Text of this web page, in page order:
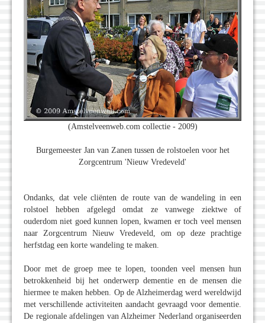
(Amstelveenweb.com collectie - 2009)
Burgemeester Jan van Zanen tussen de rolstoelen voor het
Zorgcentrum 'Nieuw Vredeveld'
Ondanks, dat vele cliënten de route van de wandeling in een
rolstoel hebben afgelegd omdat ze vanwege ziektwe of
ouderdom niet goed kunnen lopen, kwamen er toch veel mensen
naar Zorgcentrum Nieuw Vredeveld, om op deze prachtige
herfstdag een korte wandeling te maken.
Door met de groep mee te lopen, toonden veel mensen hun
betrokkenheid bij het onderwerp dementie en de mensen die
hiermee te maken hebben. Op de Alzheimerdag werd wereldwijd
met verschillende activiteiten aandacht gevraagd voor dementie.
De regionale afdelingen van Alzheimer Nederland organiseerden